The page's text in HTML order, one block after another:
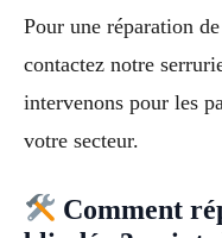
Pour une réparation
contactez notre
intervenons pour les
votre secteur.
Comment